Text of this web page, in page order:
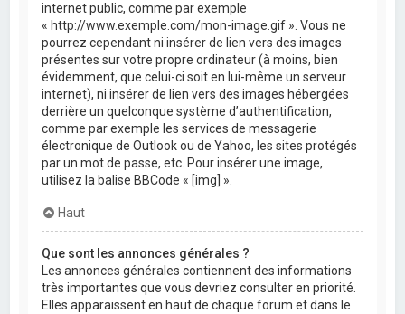
internet public, comme par exemple
« http://www.exemple.com/mon-image.gif ». Vous ne
pourrez cependant ni insérer de lien vers des images
présentes sur votre propre ordinateur (à moins, bien
évidemment, que celui-ci soit en lui-même un serveur
internet), ni insérer de lien vers des images hébergées
derrière un quelconque système d’authentification,
comme par exemple les services de messagerie
électronique de Outlook ou de Yahoo, les sites protégés
par un mot de passe, etc. Pour insérer une image,
utilisez la balise BBCode « [img] ».
Haut
Que sont les annonces générales ?
Les annonces générales contiennent des informations
très importantes que vous devriez consulter en priorité.
Elles apparaissent en haut de chaque forum et dans le